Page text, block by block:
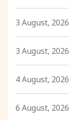
3 August, 2026
3 August, 2026
4 August, 2026
6 August, 2026